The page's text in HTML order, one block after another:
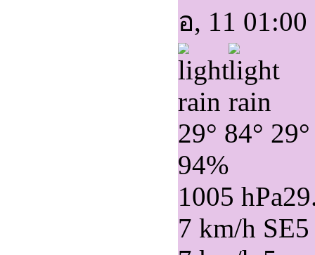
อ, 11 01:00
29° 84° 29°
94%
1005 hPa
7 km/h SE